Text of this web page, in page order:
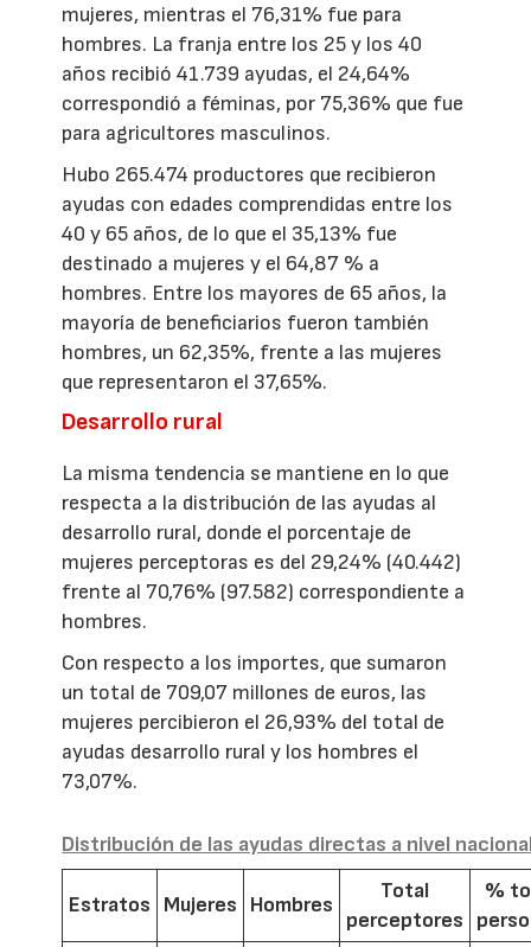
mujeres, mientras el 76,31% fue para
hombres. La franja entre los 25 y los 40
años recibió 41.739 ayudas, el 24,64%
correspondió a féminas, por 75,36% que fue
para agricultores masculinos.
Hubo 265.474 productores que recibieron
ayudas con edades comprendidas entre los
40 y 65 años, de lo que el 35,13% fue
destinado a mujeres y el 64,87 % a
hombres. Entre los mayores de 65 años, la
mayoría de beneficiarios fueron también
hombres, un 62,35%, frente a las mujeres
que representaron el 37,65%.
Desarrollo rural
La misma tendencia se mantiene en lo que
respecta a la distribución de las ayudas al
desarrollo rural, donde el porcentaje de
mujeres perceptoras es del 29,24% (40.442)
frente al 70,76% (97.582) correspondiente a
hombres.
Con respecto a los importes, que sumaron
un total de 709,07 millones de euros, las
mujeres percibieron el 26,93% del total de
ayudas desarrollo rural y los hombres el
73,07%.
Distribución de las ayudas directas a nivel
Estratos Mujeres Hombres
Total
perceptores
%